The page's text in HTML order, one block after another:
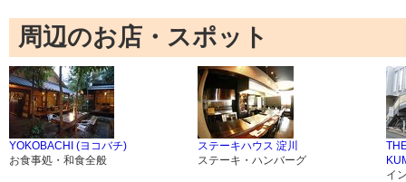
周辺のお店・スポット
YOKOBACHI (ヨコバチ)
お食事処・和食全般
ステーキハウス 淀川
ステーキ・ハンバーグ
イ